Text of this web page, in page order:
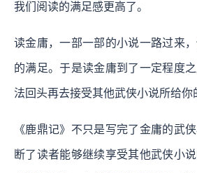
我们阅读的满足感更高了。
读金庸，一部一部的小说一路过来
的满足。于是读金庸到了一定程度
法回头再去接受其他武侠小说所给你
《鹿鼎记》不只是写完了金庸的武
断了读者能够继续享受其他武侠小